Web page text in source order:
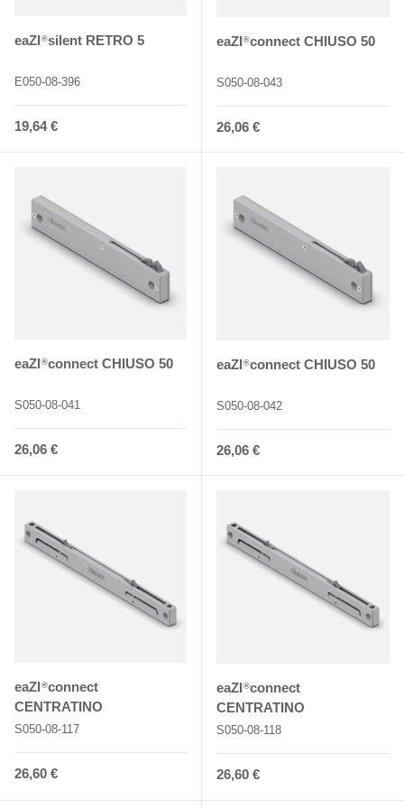
eaZI®silent RETRO 5
E050-08-396
Normaler Preis
19,64 €
eaZI®connect CHIUSO 50
S050-08-043
Normaler Preis
26,06 €
eaZI®connect CHIUSO 50
S050-08-041
Normaler Preis
26,06 €
eaZI®connect CHIUSO 50
S050-08-042
Normaler Preis
26,06 €
eaZI®connect
CENTRATINO
S050-08-117
Normaler Preis
26,60 €
eaZI®connect
CENTRATINO
S050-08-118
Normaler Preis
26,60 €